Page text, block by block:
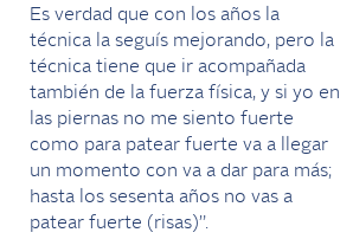
Es verdad que con los años la
técnica la seguís mejorando, pero la
técnica tiene que ir acompañada
también de la fuerza física, y si yo en
las piernas no me siento fuerte
como para patear fuerte va a llegar
un momento con va a dar para más;
hasta los sesenta años no vas a
patear fuerte (risas)”.